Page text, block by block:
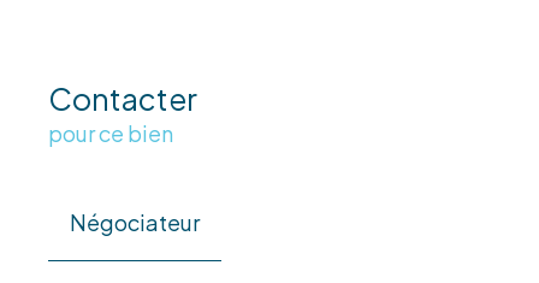
Contacter
pour ce bien
Négociateur